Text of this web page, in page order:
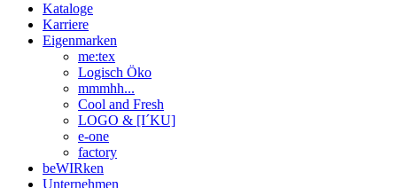
Kataloge
Karriere
Eigenmarken
me:tex
Logisch Öko
mmmhh...
Cool and Fresh
LOGO & [I´KU]
e-one
factory
beWIRken
Unternehmen